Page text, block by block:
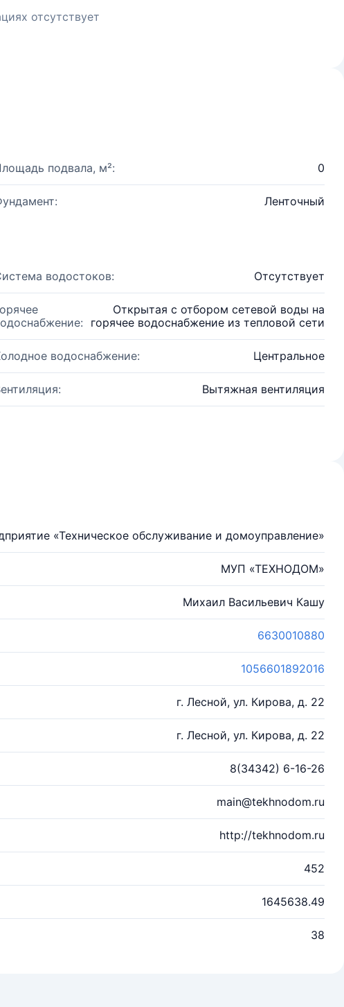
отсутствует
подвала, м²: 0
Ленточный
водостоков: Отсутствует
Открытая с отбором сетевой воды на
горячее водоснабжение из тепловой сети
водоснабжение: Центральное
Вытяжная вентиляция
«Техническое обслуживание и домоуправление»
МУП «ТЕХНОДОМ»
Михаил Васильевич Кашу
6630010880
1056601892016
г. Лесной, ул. Кирова, д. 22
г. Лесной, ул. Кирова, д. 22
8(34342) 6-16-26
main@tekhnodom.ru
http://tekhnodom.ru
452
1645638.49
38